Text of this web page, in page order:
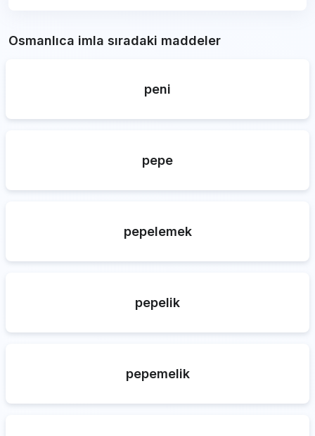
Osmanlıca imla sıradaki maddeler
peni
pepe
pepelemek
pepelik
pepemelik